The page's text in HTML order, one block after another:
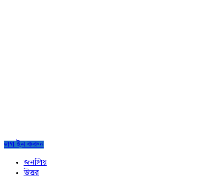
Sidebar
লগ ইন করুন
জনপ্রিয়
উত্তর